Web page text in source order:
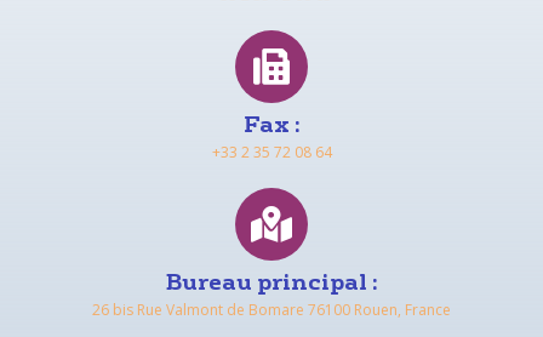
Fax :
+33 2 35 72 08 64
Bureau principal :
26 bis Rue Valmont de Bomare 76100 Rouen, France